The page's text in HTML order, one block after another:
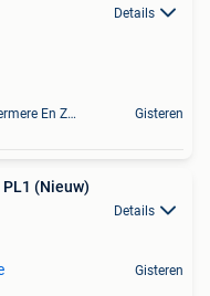
Details
Lokeren+Deel Overmere En Zele Gisteren
(Nieuw)
Details
Gisteren